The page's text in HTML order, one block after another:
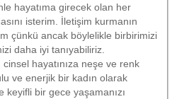
hayatıma girecek olan her
isterim. İletişim kurmanın
çünkü ancak böylelikle birbirimizi
daha iyi tanıyabiliriz.
hayatınıza neşe ve renk
ve enerjik bir kadın olarak
bir gece yaşamanızı